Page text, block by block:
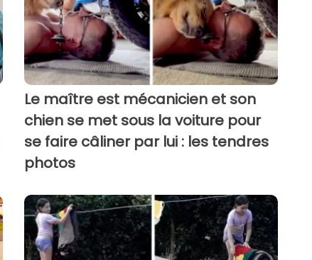
Le maître est mécanicien et son
chien se met sous la voiture pour
se faire câliner par lui : les tendres
photos